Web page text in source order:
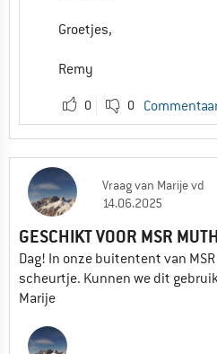
Groetjes,
Remy
0 0
Vraagvan Marije vd
14.06.2025
GESCHIKT VOOR MSR
Dag! In onze buitentent van
scheurtje. Kunnen we dit
Marije